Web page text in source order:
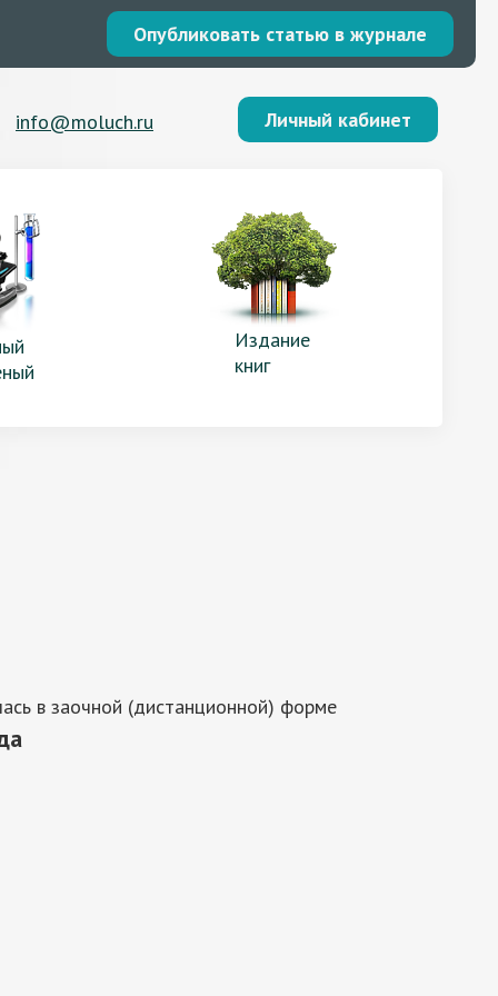
Опубликовать статью в журнале
info@moluch.ru Личный кабинет
Издание
книг
в заочной (дистанционной) форме